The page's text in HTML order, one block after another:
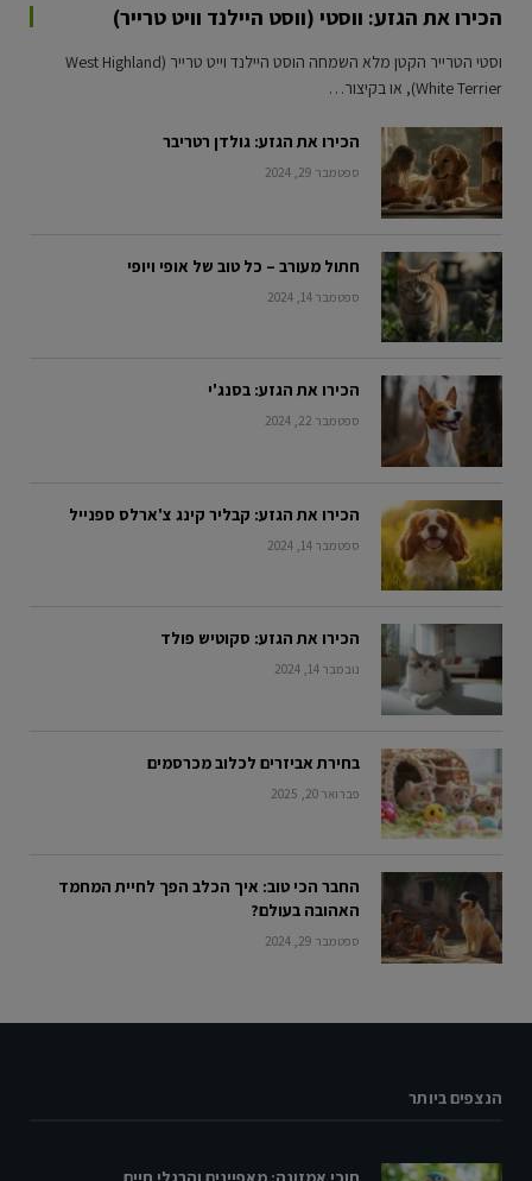
הכירו את הגזע: ווסטי (ווסט היילנד וויט טרייר)
וסטי הטרייר הקטן מלא השמחה הוסט היילנד וייט טרייר (West Highland
White Terrier), או בקיצור…
הכירו את הגזע: גולדן רטריבר
ספטמבר 29, 2024
חתול מעורב – כל טוב של אופי ויופי
ספטמבר 14, 2024
הכירו את הגזע: בסנג'י
ספטמבר 22, 2024
הכירו את הגזע: קבליר קינג צ'ארלס ספנייל
ספטמבר 14, 2024
הכירו את הגזע: סקוטיש פולד
נובמבר 14, 2024
בחירת אביזרים לכלוב מכרסמים
פברואר 20, 2025
החבר הכי טוב: איך הכלב הפך לחיית המחמד
האהובה בעולם?
ספטמבר 29, 2024
הנצפים ביותר